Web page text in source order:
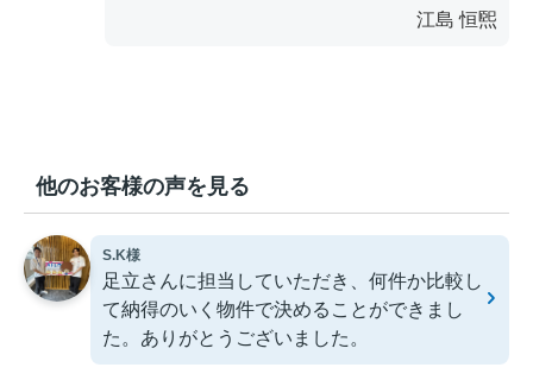
江島 恒煕
他のお客様の声を見る
S.K様
足立さんに担当していただき、何件か比較し
て納得のいく物件で決めることができまし
た。ありがとうございました。